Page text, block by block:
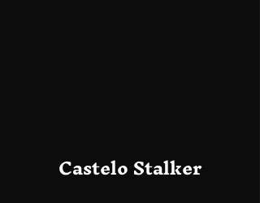
Castelo Stalker